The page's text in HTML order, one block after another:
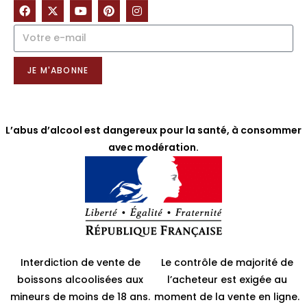
NOTRE NEWSLETTER
JE M'ABONNE
L’abus d’alcool est dangereux pour la santé, à consommer
avec modération.
Interdiction de vente de
boissons alcoolisées aux
mineurs de moins de 18 ans.
Le contrôle de majorité de
l’acheteur est exigée au
moment de la vente en ligne.